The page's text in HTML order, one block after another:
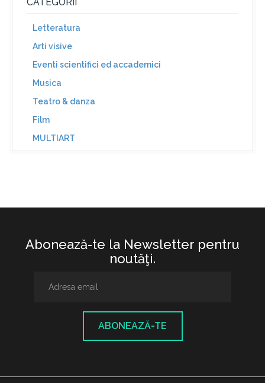
Letteratura
Arti visive
Eventi scientifici ed accademici
Musica
Teatro & danza
Film
MULTIART
Abonează-te la Newsletter pentru
noutăţi.
ABONEAZĂ-TE